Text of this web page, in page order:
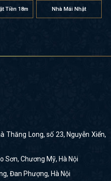
Tiền 18m Nhà Mái Nhật
Thăng Long, số 23, Nguyễn Xiển,
Sơn, Chương Mỹ, Hà Nội
Đan Phượng, Hà Nội